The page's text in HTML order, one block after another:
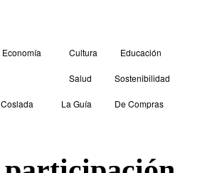
Economía Cultura Educación
Salud Sostenibilidad
Coslada La Guía De Compras